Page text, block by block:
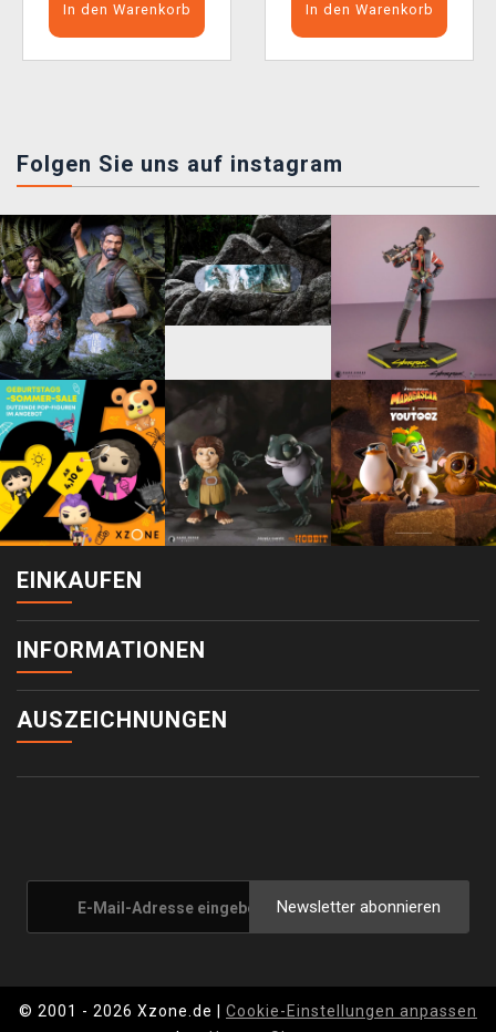
In den Warenkorb In den Warenkorb
Folgen Sie uns auf instagram
EINKAUFEN
INFORMATIONEN
AUSZEICHNUNGEN
Newsletter abonnieren
© 2001 - 2026 Xzone.de | Cookie-Einstellungen anpassen